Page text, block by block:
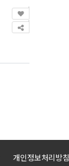
개인정보처리방침